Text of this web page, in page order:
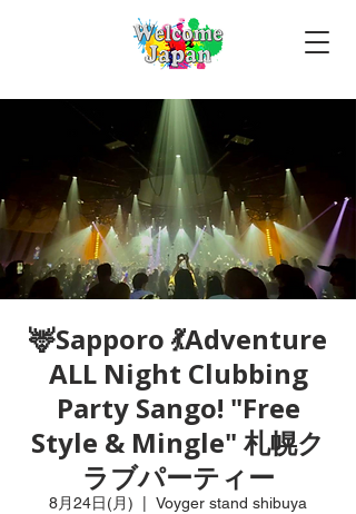
🦌Sapporo 💃Adventure
ALL Night Clubbing
Party Sango! "Free
Style & Mingle" 札幌ク
ラブパーティー
8月24日(月) Voyger stand shibuya